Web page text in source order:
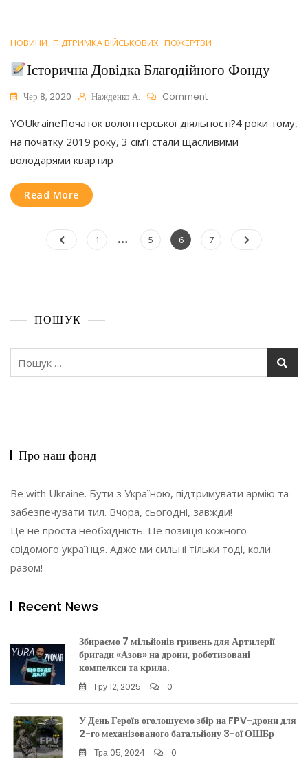
НОВИНИ ПІДТРИМКА ВІЙСЬКОВИХ ПОЖЕРТВИ
Історична Довідка Благодійного Фонду
Чер 8, 2020 Нажденко А. CommentOn
Історична
Довідка
YOUkraineПочаток волонтерської діяльності?4 роки тому,
на початку 2019 року, 3 сім’ї стали щасливими
володарями квартир
Read More
Пагінація
записів
Page
1 … Page
5 Page
6 Page
7
ПОШУК
Про наш фонд
Be with Ukraine. Бути з Україною, підтримувати армію та
забезпечувати тил. Вчора, сьогодні, завжди!
Це не проста необхідність. Це позиція кожного
свідомого українця. Адже ми сильні тільки тоді, коли
разом!
Recent News
Збираємо 7 мільйонів гривень для Артилерії
бригади «Азов» на дрони, роботизовані
компелкси та крила.
Гру 12, 2025 0
У День Героїв оголошуємо збір на FPV-дрони для
2-го механізованого батальйону 3-ої ОШБр
Тра 05, 2024 0